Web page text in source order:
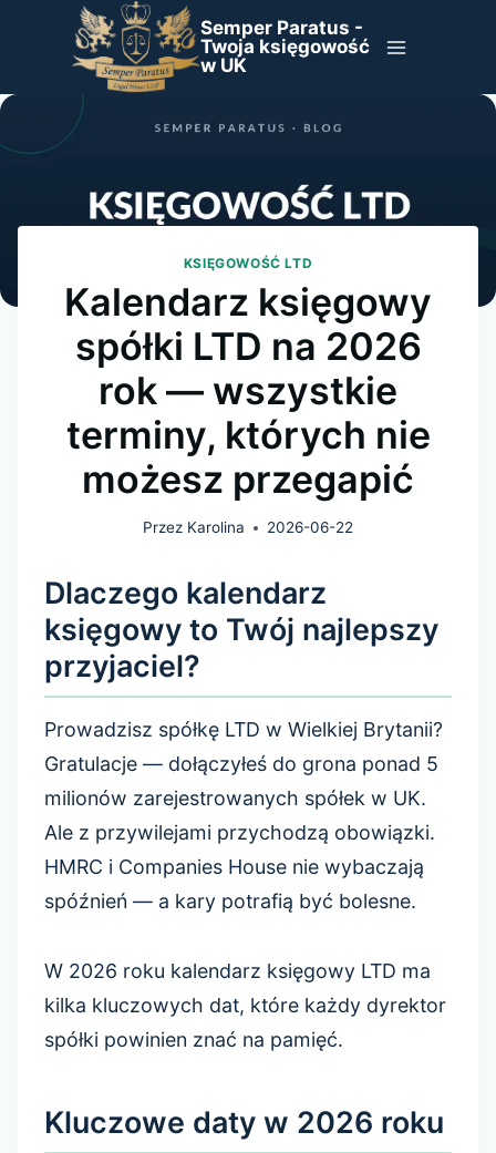
Semper Paratus -
Twoja księgowość
w UK
KSIĘGOWOŚĆ LTD
Kalendarz księgowy
spółki LTD na 2026
rok — wszystkie
terminy, których nie
możesz przegapić
Przez Karolina 2026-06-22
Dlaczego kalendarz
księgowy to Twój najlepszy
przyjaciel?
Prowadzisz spółkę LTD w Wielkiej Brytanii?
Gratulacje — dołączyłeś do grona ponad 5
milionów zarejestrowanych spółek w UK.
Ale z przywilejami przychodzą obowiązki.
HMRC i Companies House nie wybaczają
spóźnień — a kary potrafią być bolesne.
W 2026 roku kalendarz księgowy LTD ma
kilka kluczowych dat, które każdy dyrektor
spółki powinien znać na pamięć.
Kluczowe daty w 2026 roku